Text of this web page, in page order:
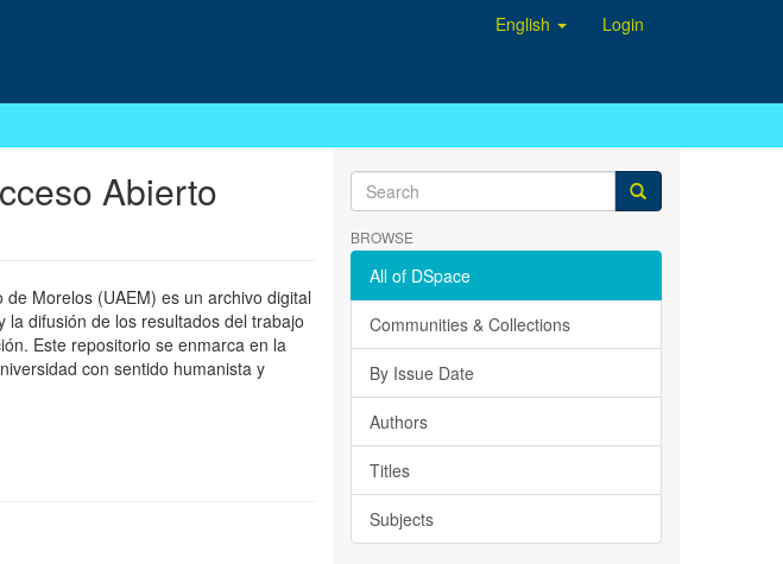
English Login
Abierto
Morelos (UAEM) es un archivo digital
difusión de los resultados del trabajo
Este repositorio se enmarca en la
con sentido humanista y
BROWSE
All of DSpace
Communities & Collections
By Issue Date
Authors
Titles
Subjects